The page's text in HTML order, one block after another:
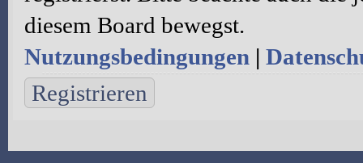
diesem Board bewegst.
Nutzungsbedingungen |
Registrieren